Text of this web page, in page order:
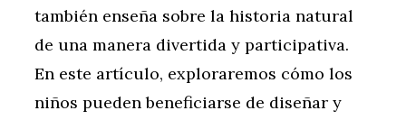
también enseña sobre la historia natural
de una manera divertida y participativa.
En este artículo, exploraremos cómo los
niños pueden beneficiarse de diseñar y